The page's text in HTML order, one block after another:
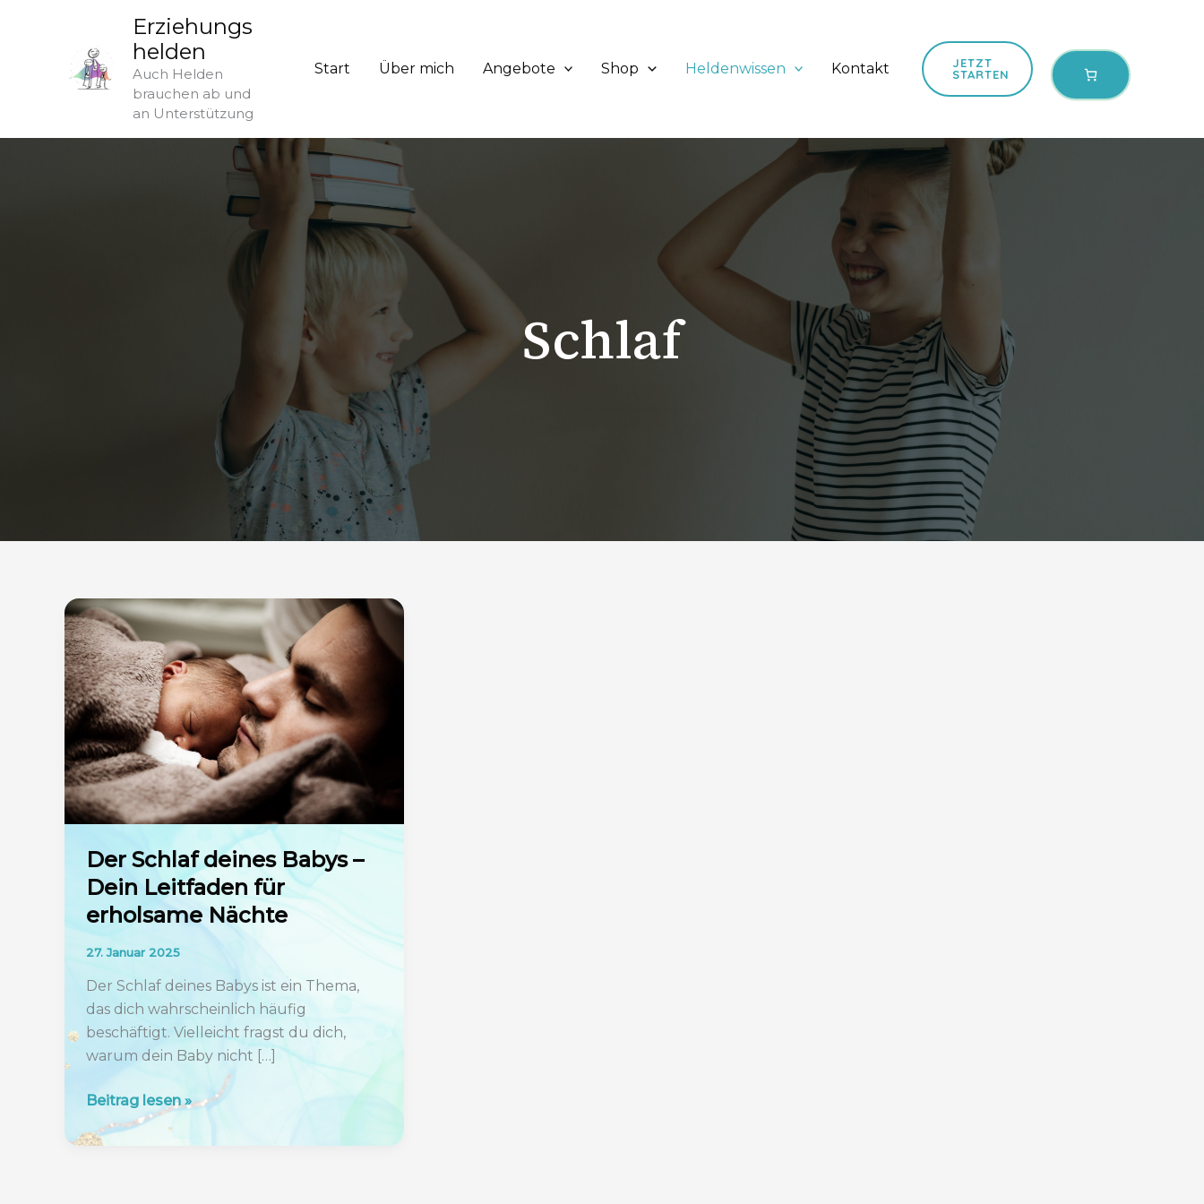
Erziehungs
helden
Auch Helden
brauchen ab und
an Unterstützung
Start Über mich Angebote Shop Heldenwissen Kontakt
JETZT
STARTEN
Schlaf
Der Schlaf deines Babys –
Dein Leitfaden für
erholsame Nächte
27. Januar 2025
Der Schlaf deines Babys ist ein Thema,
das dich wahrscheinlich häufig
beschäftigt. Vielleicht fragst du dich,
warum dein Baby nicht […]
Der
Schlaf
deines
Beitrag lesen »